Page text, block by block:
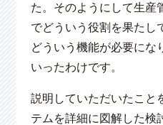
た。そのようにして生産
でどういう役割を果たし
どういう機能が必要にな
いったわけです。
説明していただいたこと
テムを詳細に図解した検